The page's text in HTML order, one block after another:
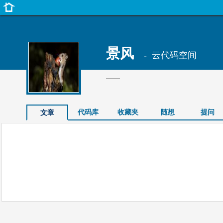
景风 - 云代码空间
——
文章 代码库 收藏夹 随想 提问